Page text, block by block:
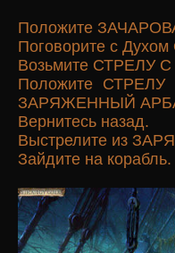
Положите
Поговорите с
Возьмите СТРЕЛУ
Положите СТРЕЛУ
ЗАРЯЖЕННЫЙ
Вернитесь назад.
Выстрелите из
Зайдите на корабль.